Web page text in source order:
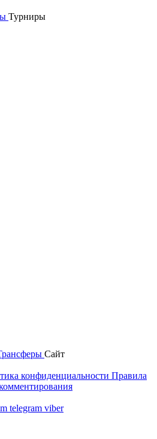
Турниры
Сайт
конфиденциальности Правила
telegram viber